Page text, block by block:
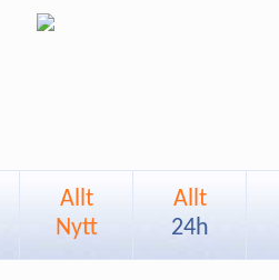
Allt
Nytt
Allt
24h